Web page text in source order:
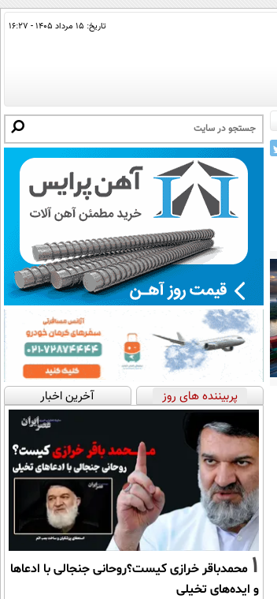
تاریخ: ۱۵ مرداد ۱۴۰۵ - ۱۶:۲۷
پربیننده های روز آخرین اخبار
1 محمدباقر خرازی کیست؟روحانی جنجالی با ادعاها
و ایده‌های تخیلی